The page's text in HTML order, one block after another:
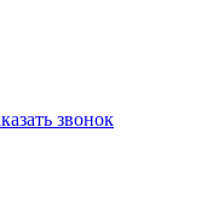
звонок